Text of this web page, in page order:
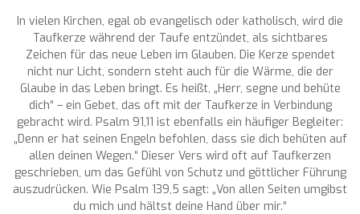
In vielen Kirchen, egal ob evangelisch oder katholisch, wird die
Taufkerze während der Taufe entzündet, als sichtbares
Zeichen für das neue Leben im Glauben. Die Kerze spendet
nicht nur Licht, sondern steht auch für die Wärme, die der
Glaube in das Leben bringt. Es heißt, „Herr, segne und behüte
dich“ – ein Gebet, das oft mit der Taufkerze in Verbindung
gebracht wird. Psalm 91,11 ist ebenfalls ein häufiger Begleiter:
„Denn er hat seinen Engeln befohlen, dass sie dich behüten auf
allen deinen Wegen.“ Dieser Vers wird oft auf Taufkerzen
geschrieben, um das Gefühl von Schutz und göttlicher Führung
auszudrücken. Wie Psalm 139,5 sagt: „Von allen Seiten umgibst
du mich und hältst deine Hand über mir.“